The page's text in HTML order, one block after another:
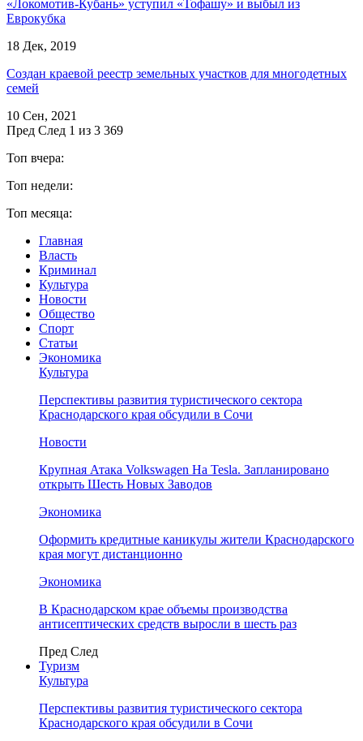
«Локомотив-Кубань» уступил «Тофашу» и выбыл из
Еврокубка
18 Дек, 2019
Создан краевой реестр земельных участков для многодетных
семей
10 Сен, 2021
Пред След 1 из 3 369
Топ вчера:
Топ недели:
Топ месяца:
Главная
Власть
Криминал
Культура
Новости
Общество
Спорт
Статьи
Экономика
Культура
Перспективы развития туристического сектора
Краснодарского края обсудили в Сочи
Новости
Крупная Атака Volkswagen На Tesla. Запланировано
открыть Шесть Новых Заводов
Экономика
Оформить кредитные каникулы жители Краснодарского
края могут дистанционно
Экономика
В Краснодарском крае объемы производства
антисептических средств выросли в шесть раз
Пред След
Туризм
Культура
Перспективы развития туристического сектора
Краснодарского края обсудили в Сочи